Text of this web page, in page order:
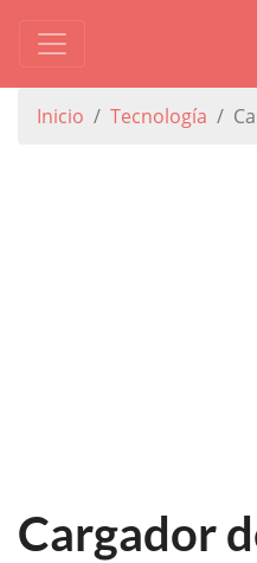
Inicio Tecnología
Cargador